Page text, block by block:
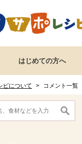
はじめての方へ
ピについて > コメント一覧
材検索メニューです。
ニューここまで。
です。